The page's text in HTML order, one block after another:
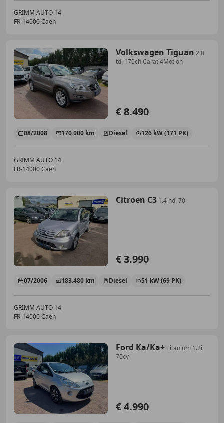
GRIMM AUTO 14
FR-14000 Caen
Volkswagen Tiguan 2.0
tdi 170ch Carat 4Motion
€ 8.490
08/2008 170.000 km Diesel 126 kW (171 PK)
GRIMM AUTO 14
FR-14000 Caen
Citroen C3 1.4 hdi 70
€ 3.990
07/2006 183.480 km Diesel 51 kW (69 PK)
GRIMM AUTO 14
FR-14000 Caen
Ford Ka/Ka+Titanium 1.2i
70cv
€ 4.990